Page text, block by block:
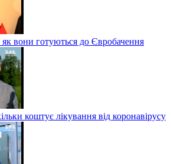
вони готуються до Євробачення
коштує лікування від коронавірусу